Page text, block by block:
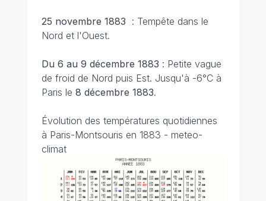
25 novembre 1883 : Tempête dans le
Nord et l'Ouest.
Du 6 au 9 décembre 1883 : Petite vague
de froid de Nord puis Est. Jusqu'à -6°C à
Paris le 8 décembre 1883.
Évolution des températures quotidiennes
à Paris-Montsouris en 1883 - meteo-
climat